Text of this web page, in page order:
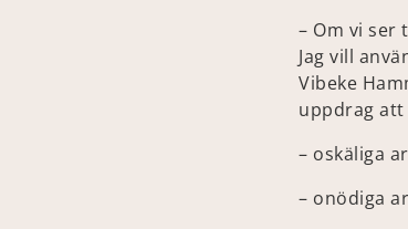
– Om vi ser
Jag vill
Vibeke
uppdrag
– oskäliga
– onödiga